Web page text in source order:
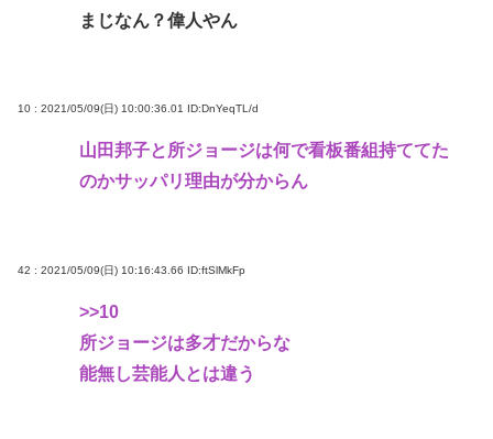
まじなん？偉人やん
10 : 2021/05/09(日) 10:00:36.01 ID:DnYeqTL/d
山田邦子と所ジョージは何で看板番組持ててた
のかサッパリ理由が分からん
42 : 2021/05/09(日) 10:16:43.66 ID:ftSlMkFp
>>10
所ジョージは多才だからな
能無し芸能人とは違う